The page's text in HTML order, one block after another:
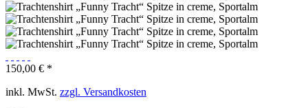
150,00 € *
inkl. MwSt. zzgl. Versandkosten